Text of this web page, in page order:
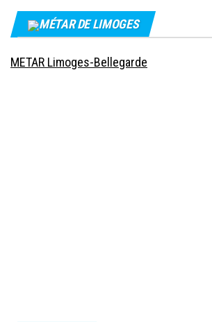
MÉTAR DE LIMOGES
METAR Limoges-Bellegarde